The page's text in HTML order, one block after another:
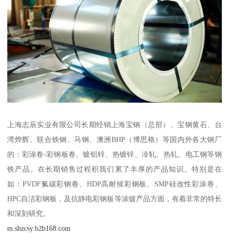
上海志辰实业有限公司长期经销上海宝钢（总部）、宝钢黄石、台
湾烨辉、联合铁钢、马钢、澳洲BHP（博思格）等国内外各大钢厂
的：彩涂卷-彩钢板卷、镀铝锌、热镀锌、冷轧、热轧、电工钢等钢
铁产品。在长期销售过程积我们累了丰厚的产品知识。特别是在
如：PVDF氟碳彩钢卷、HDP高耐候彩钢板、SMP硅改性彩涂卷、
HPC自洁彩钢板，及抗静电彩钢板等涂镀产品方面，有着非常的特长
和深刻研究。
m.shzcsy.b2b168.com